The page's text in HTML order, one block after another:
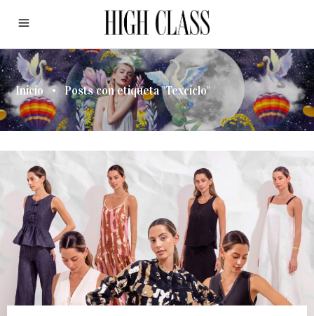
Inicio • Posts con etiqueta "Texciclo"